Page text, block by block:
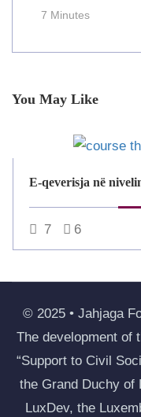
7 Minutes
You May Like
E-qeverisja në
7 6
© 2025 • Jahjaga
The development of
“Support to Civil
the Grand Duchy of
LuxDev, the